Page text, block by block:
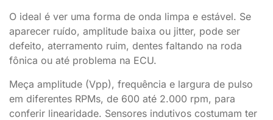
O ideal é ver uma forma de onda limpa e estável. Se
aparecer ruído, amplitude baixa ou jitter, pode ser
defeito, aterramento ruim, dentes faltando na roda
fônica ou até problema na ECU.
Meça amplitude (Vpp), frequência e largura de pulso
em diferentes RPMs, de 600 até 2.000 rpm, para
conferir linearidade. Sensores indutivos costumam ter